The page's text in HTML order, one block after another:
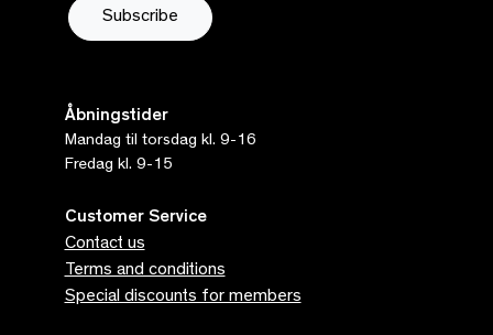
Åbningstider
Mandag til torsdag kl. 9-16
Fredag kl. 9-15
Customer Service
Contact us
Terms and conditions
Special discounts for members